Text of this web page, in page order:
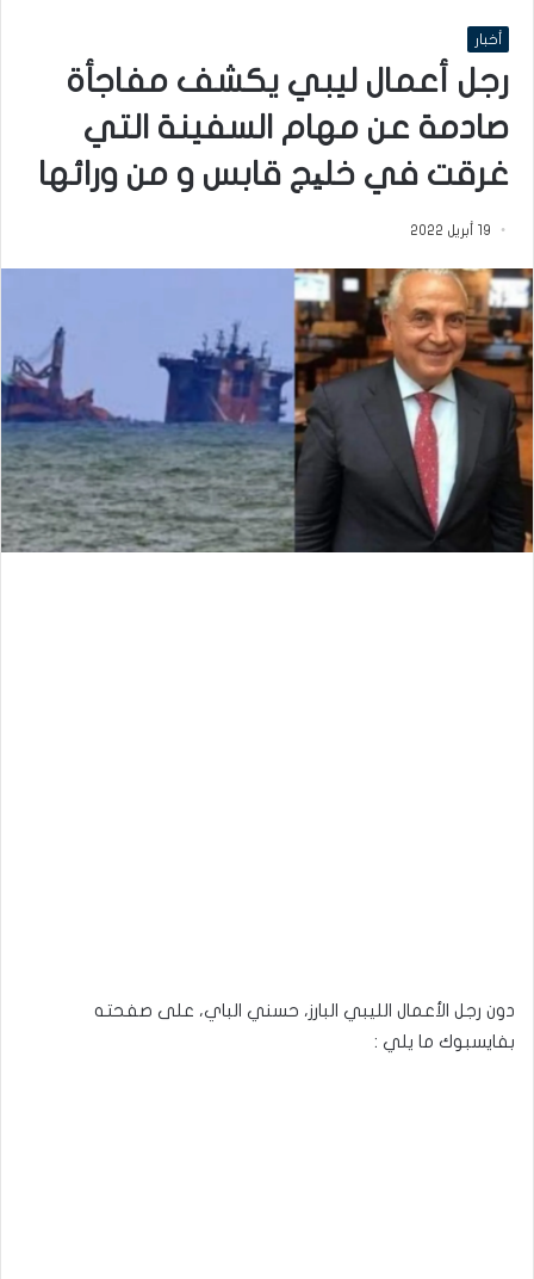
أخبار
رجل أعمال ليبي يكشف مفاجأة
صادمة عن مهام السفينة التي
غرقت في خلیج قابس و من ورائها
19 أبريل 2022
دون رجل الأعمال الليبي البارز، حسني الباي، على صفحته
بفايسبوك ما يلي :